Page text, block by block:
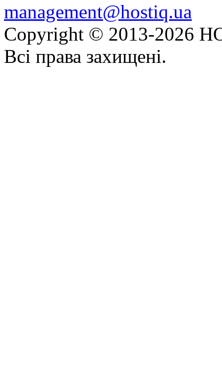
management@hostiq.ua
Copyright © 2013-2026
Всі права захищені.